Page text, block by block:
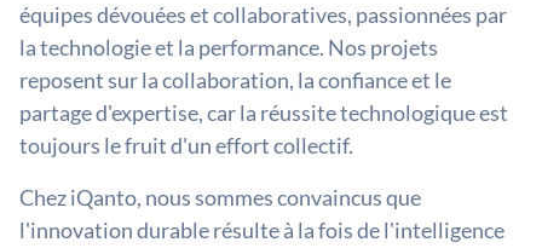
équipes dévouées et collaboratives, passionnées par
la technologie et la performance. Nos projets
reposent sur la collaboration, la confiance et le
partage d'expertise, car la réussite technologique est
toujours le fruit d'un effort collectif.
Chez iQanto, nous sommes convaincus que
l'innovation durable résulte à la fois de l'intelligence